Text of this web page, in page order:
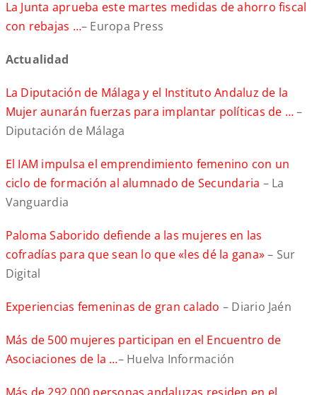
La Junta aprueba este martes medidas de ahorro fiscal
con rebajas …– Europa Press
Actualidad
La Diputación de Málaga y el Instituto Andaluz de la
Mujer aunarán fuerzas para implantar políticas de …–
Diputación de Málaga
El IAM impulsa el emprendimiento femenino con un
ciclo de formación al alumnado de Secundaria – La
Vanguardia
Paloma Saborido defiende a las mujeres en las
cofradías para que sean lo que «les dé la gana»– Sur
Digital
Experiencias femeninas de gran calado – Diario Jaén
Más de 500 mujeres participan en el Encuentro de
Asociaciones de la …– Huelva Información